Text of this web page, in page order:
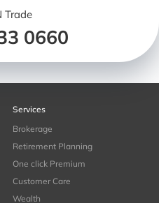
Trade
0660
Services
Brokerage
Retirement Planning
One click Premium
Customer Care
Wealth